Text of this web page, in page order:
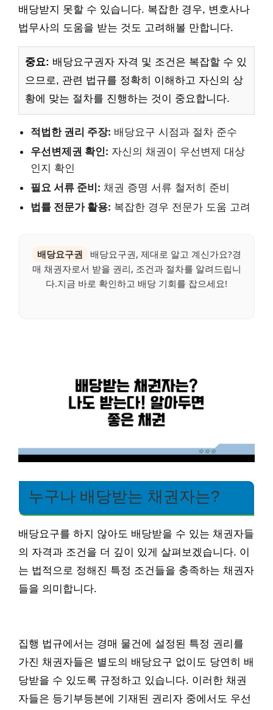
배당받지 못할 수 있습니다. 복잡한 경우, 변호사나
법무사의 도움을 받는 것도 고려해볼 만합니다.
중요: 배당요구권자 자격 및 조건은 복잡할 수 있
으므로, 관련 법규를 정확히 이해하고 자신의 상
황에 맞는 절차를 진행하는 것이 중요합니다.
적법한 권리 주장: 배당요구 시점과 절차 준수
우선변제권 확인: 자신의 채권이 우선변제 대상
인지 확인
필요 서류 준비: 채권 증명 서류 철저히 준비
법률 전문가 활용: 복잡한 경우 전문가 도움 고려
배당요구권
배당요구권, 제대로 알고 계신가요?경
매 채권자로서 받을 권리, 조건과 절차를 알려드립니
다.지금 바로 확인하고 배당 기회를 잡으세요!
누구나 배당받는 채권자는?
배당요구를 하지 않아도 배당받을 수 있는 채권자들
의 자격과 조건을 더 깊이 있게 살펴보겠습니다. 이
는 법적으로 정해진 특정 조건들을 충족하는 채권자
들을 의미합니다.
집행 법규에서는 경매 물건에 설정된 특정 권리를
가진 채권자들은 별도의 배당요구 없이도 당연히 배
당받을 수 있도록 규정하고 있습니다. 이러한 채권
자들은 등기부등본에 기재된 권리자 중에서도 우선